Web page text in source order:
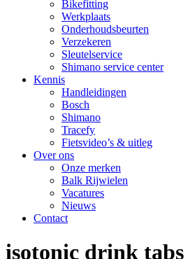
Bikefitting
Werkplaats
Onderhoudsbeurten
Verzekeren
Sleutelservice
Shimano service center
Kennis
Handleidingen
Bosch
Shimano
Tracefy
Fietsvideo’s & uitleg
Over ons
Onze merken
Balk Rijwielen
Vacatures
Nieuws
Contact
isotonic drink